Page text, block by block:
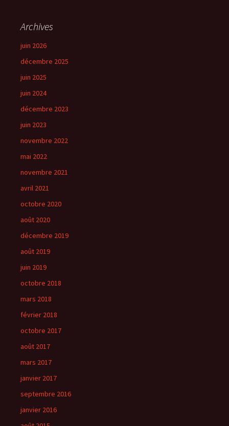
Archives
juin 2026
décembre 2025
juin 2025
juin 2024
décembre 2023
juin 2023
novembre 2022
mai 2022
novembre 2021
avril 2021
octobre 2020
août 2020
décembre 2019
août 2019
juin 2019
octobre 2018
mars 2018
février 2018
octobre 2017
août 2017
mars 2017
janvier 2017
septembre 2016
janvier 2016